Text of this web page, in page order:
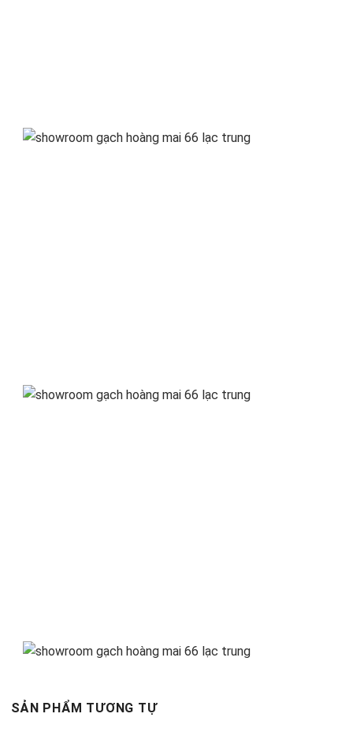
SẢN PHẨM TƯƠNG TỰ